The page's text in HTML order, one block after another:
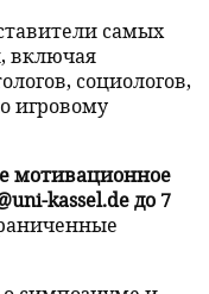
самых
включая
социологов,
игровому
мотивационное
kassel.de до 7